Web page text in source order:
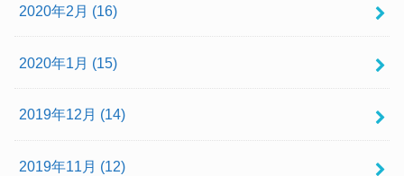
2020年2月 (16)
2020年1月 (15)
2019年12月 (14)
2019年11月 (12)